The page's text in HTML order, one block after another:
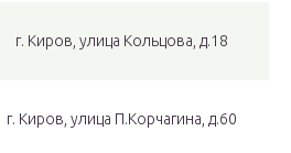
г. Киров, улица Кольцова, д.18
г. Киров, улица П.Корчагина, д.60